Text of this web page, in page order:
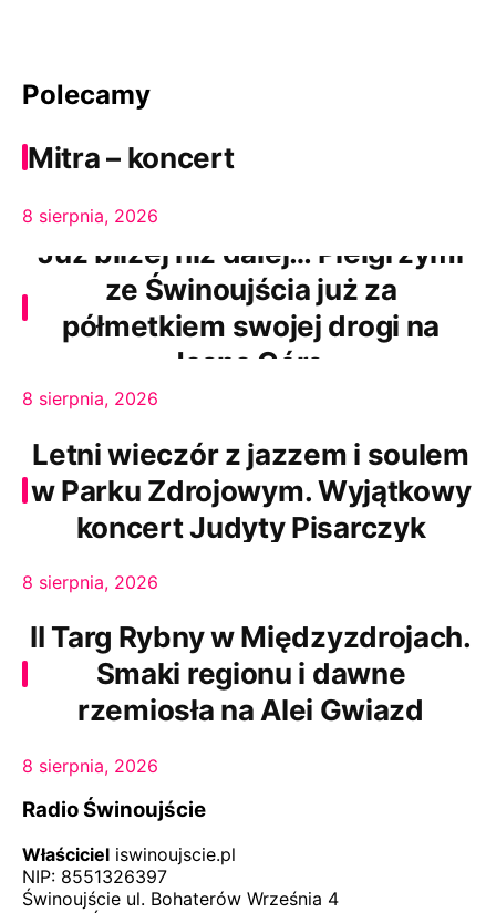
Polecamy
Mitra – koncert
8 sierpnia, 2026
Już bliżej niż dalej… Pielgrzymi
ze Świnoujścia już za
półmetkiem swojej drogi na
Jasną Górę.
8 sierpnia, 2026
Letni wieczór z jazzem i soulem
w Parku Zdrojowym. Wyjątkowy
koncert Judyty Pisarczyk
8 sierpnia, 2026
II Targ Rybny w Międzyzdrojach.
Smaki regionu i dawne
rzemiosła na Alei Gwiazd
8 sierpnia, 2026
Radio Świnoujście
Właściciel iswinoujscie.pl
NIP: 8551326397
Świnoujście ul. Bohaterów Września 4